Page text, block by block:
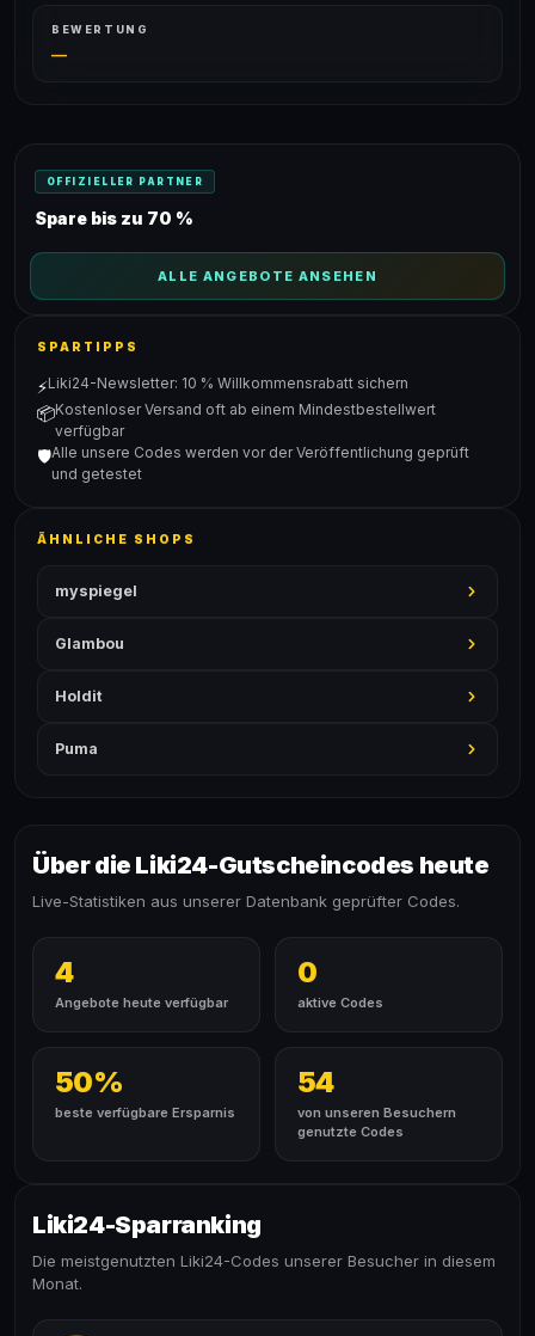
BEWERTUNG
—
OFFIZIELLER PARTNER
Spare bis zu 70 %
ALLE ANGEBOTE ANSEHEN
SPARTIPPS
⚡Liki24-Newsletter: 10 % Willkommensrabatt sichern
📦Kostenloser Versand oft ab einem Mindestbestellwert
verfügbar
🛡️Alle unsere Codes werden vor der Veröffentlichung geprüft
und getestet
ÄHNLICHE SHOPS
myspiegel
Glambou
Holdit
Puma
Über die Liki24-Gutscheincodes heute
Live-Statistiken aus unserer Datenbank geprüfter Codes.
4
Angebote heute verfügbar
0
aktive Codes
50%
beste verfügbare Ersparnis
54
von unseren Besuchern
genutzte Codes
Liki24-Sparranking
Die meistgenutzten Liki24-Codes unserer Besucher in diesem
Monat.